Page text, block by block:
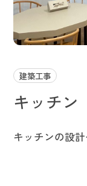
STORY PAGE
建築工事
キッチン
キッチンの設計